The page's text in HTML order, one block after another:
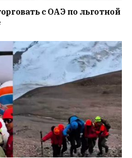
с ОАЭ по льготной